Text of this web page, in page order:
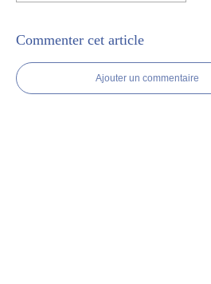
Commenter cet article
Ajouter un commentaire